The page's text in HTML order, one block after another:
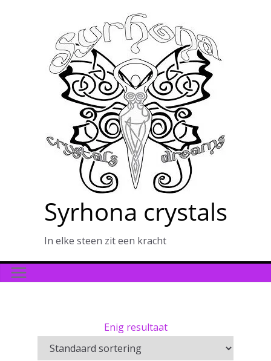
Syrhona crystals
In elke steen zit een kracht
Enig resultaat